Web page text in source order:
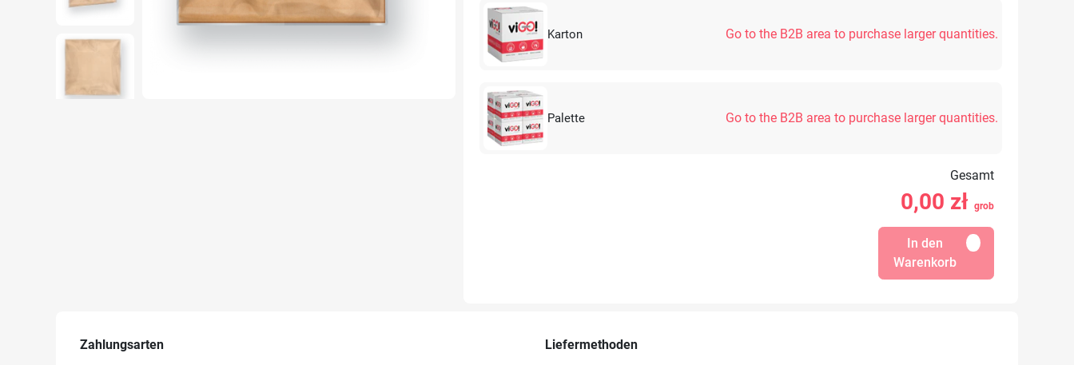
Karton Go to the B2B area to purchase larger quantities.
Palette Go to the B2B area to purchase larger quantities.
Gesamt
0,00 zł grob
In den
Warenkorb
Zahlungsarten Liefermethoden